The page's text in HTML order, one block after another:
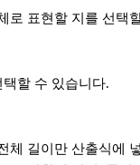
로 표현할 지를 선택
할 수 있습니다.
체 길이만 산출식에